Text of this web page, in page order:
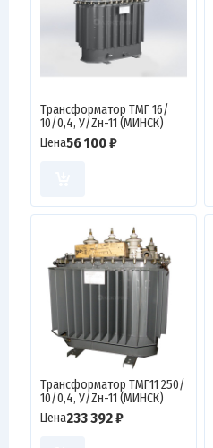
Трансформатор ТМГ 16/
10/0,4, У/Zн-11 (МИНСК)
Цена56 100 ₽
Трансформатор ТМГ11 250/
10/0,4, У/Zн-11 (МИНСК)
Цена233 392 ₽